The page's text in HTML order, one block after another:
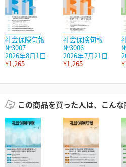
社会保険旬報
№3007
2026年8月1日
¥1,265
社会保険旬報
№3006
2026年7月21日
¥1,265
この商品を買った人は、こんな